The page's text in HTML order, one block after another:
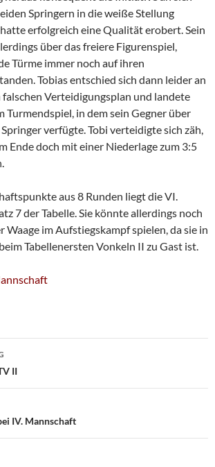
Springern in die weiße Stellung
erfolgreich eine Qualität erobert. Sein
über das freiere Figurenspiel,
Türme immer noch auf ihren
Tobias entschied sich dann leider an
falschen Verteidigungsplan und landete
Turmendspiel, in dem sein Gegner über
verfügte. Tobi verteidigte sich zäh,
Ende doch mit einer Niederlage zum 3:5
aus 8 Runden liegt die VI.
7 der Tabelle. Sie könnte allerdings noch
Waage im Aufstiegskampf spielen, da sie in
Tabellenersten Vonkeln II zu Gast ist.
II
IV. Mannschaft